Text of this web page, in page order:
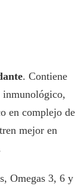
. Contiene
inmunológico,
en complejo de
mejor en
Omegas 3, 6 y